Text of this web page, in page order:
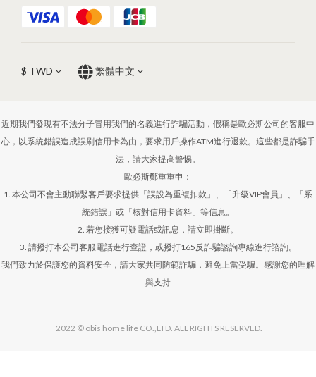
$ TWD 繁體中文
近期我們發現有不法分子冒用我們的名義進行詐騙活動，假稱是歐必斯公司的客服中
心，以系統錯誤造成誤刷信用卡為由，要求用戶操作ATM進行退款。這些都是詐騙手
法，請大家提高警惕。
歐必斯鄭重重申：
1. 本公司不會主動聯繫客戶要求提供「誤設為重複扣款」、「升級VIP會員」、「系
統錯誤」或「核對信用卡資料」等信息。
2. 若您接獲可疑電話或訊息，請立即掛斷。
3. 請撥打本公司客服電話進行查證，或撥打165反詐騙諮詢專線進行諮詢。
我們致力於保護您的資料安全，請大家共同防範詐騙，避免上當受騙。感謝您的理解
與支持
2022 © obis home life CO.,LTD. ALL RIGHTS RESERVED.